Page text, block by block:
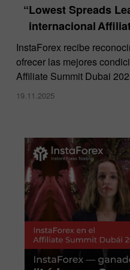
“Lowest Spreads
internacional
InstaForex recibe
ofrecer las mejores
Affiliate Summit Dubai
19.11.2025